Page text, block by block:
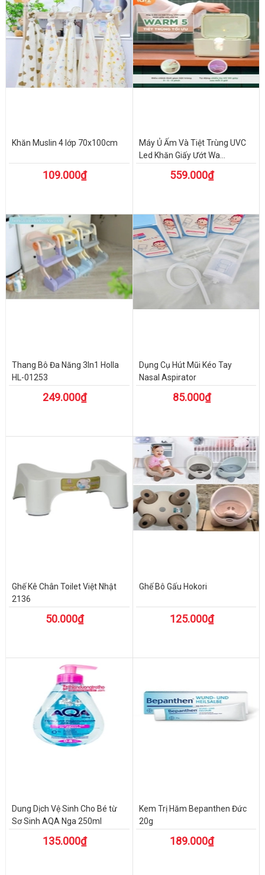
Khăn Muslin 4 lớp 70x100cm
109.000₫
Máy Ủ Ấm Và Tiệt Trùng UVC
Led Khăn Giấy Ướt Wa...
559.000₫
Thang Bô Đa Năng 3In1 Holla
HL-01253
249.000₫
Dụng Cụ Hút Mũi Kéo Tay
Nasal Aspirator
85.000₫
Ghế Kê Chân Toilet Việt Nhật
2136
50.000₫
Ghế Bô Gấu Hokori
125.000₫
Dung Dịch Vệ Sinh Cho Bé từ
Sơ Sinh AQA Nga 250ml
135.000₫
Kem Trị Hăm Bepanthen Đức
20g
189.000₫